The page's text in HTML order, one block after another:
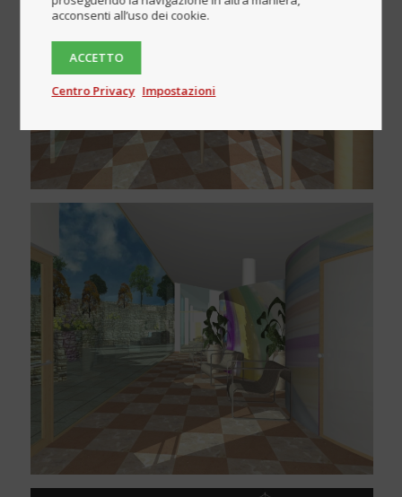
acconsenti all’uso dei cookie.
ACCETTO
Centro Privacy Impostazioni